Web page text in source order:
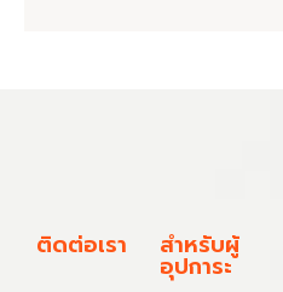
ติดต่อเรา สำหรับผู้
อุปการะ